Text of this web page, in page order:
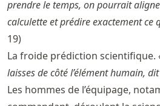
prendre le temps, on pourrait
calculette et prédire exactement ce
19)
La froide prédiction scientifique.
laisses de côté l’élément humain,
Les hommes de l’équipage,